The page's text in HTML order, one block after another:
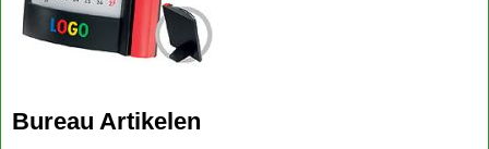
Bureau Artikelen